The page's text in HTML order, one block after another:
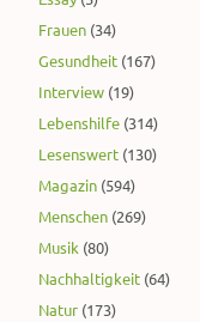
Frauen (34)
Gesundheit (167)
Interview (19)
Lebenshilfe (314)
Lesenswert (130)
Magazin (594)
Menschen (269)
Musik (80)
Nachhaltigkeit (64)
Natur (173)